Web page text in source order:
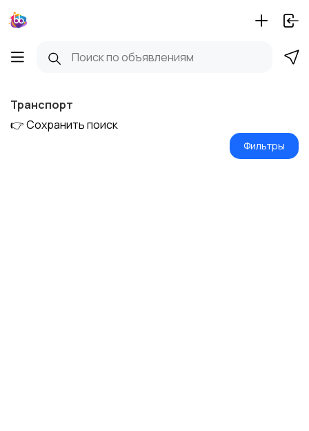
Транспорт
👉 Сохранить поиск
Фильтры